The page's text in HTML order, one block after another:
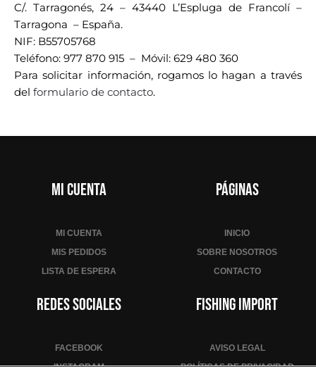
C/. Tarragonés, 24 – 43440 L’Espluga de Francolí –
Tarragona – España.
NIF: B55705768
Teléfono: 977 870 915 – Móvil: 629 480 360
Para solicitar información, rogamos lo hagan a través
del formulario de contacto.
Mi cuenta
MI CUENTA
MIS PEDIDOS
LISTA DE ESPERA
Páginas
INICIO
SOBRE NOSOTROS
CONTACTO
Redes sociales
FACEBOOK
Fishing Import
AVISO LEGAL